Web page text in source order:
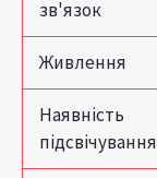
зв'язок
Живлення
Наявність
підсвічування